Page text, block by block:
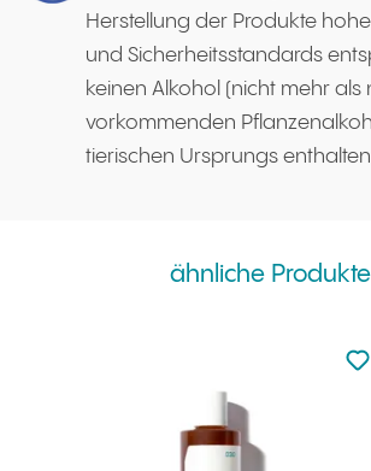
Herstellung der Produkte
und Sicherheitsstandards
keinen Alkohol (nicht mehr als
vorkommenden
tierischen Ursprungs
ähnliche Produkte
zu